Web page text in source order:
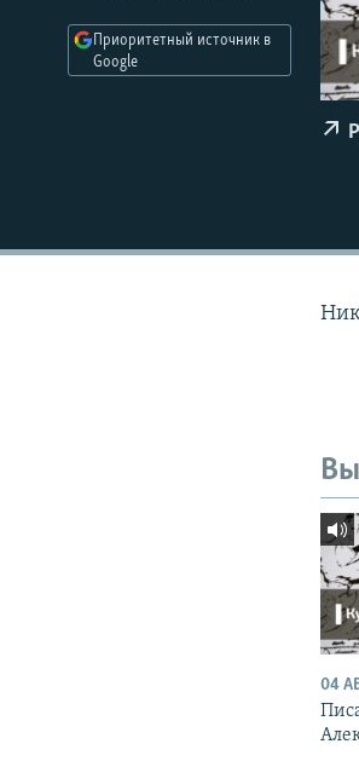
СИБИРЬ.РЕАЛИИ
РАСПИСАНИЕ ВЕЩАНИЯ
Приоритетный источник в
Google
04